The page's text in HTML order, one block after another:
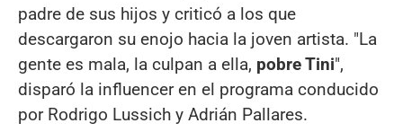
padre de sus hijos y criticó a los que
descargaron su enojo hacia la joven artista. "La
gente es mala, la culpan a ella, pobre Tini",
disparó la influencer en el programa conducido
por Rodrigo Lussich y Adrián Pallares.